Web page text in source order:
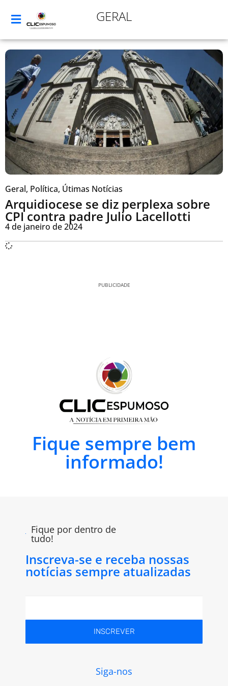
GERAL
Geral, Política, Útimas Notícias
Arquidiocese se diz perplexa sobre
CPI contra padre Julio Lacellotti
4 de janeiro de 2024
PUBLICIDADE
Fique sempre bem
informado!
Fique por dentro de
tudo!
Inscreva-se e receba nossas
notícias sempre atualizadas
INSCREVER
Siga-nos